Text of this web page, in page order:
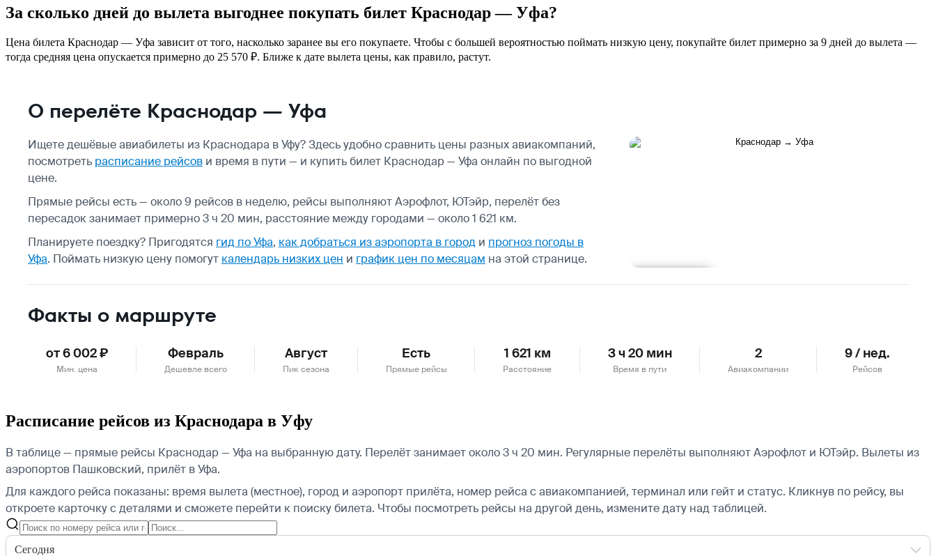
За сколько дней до вылета выгоднее покупать билет Краснодар — Уфа?
Цена билета Краснодар — Уфа зависит от того, насколько заранее вы его покупаете. Чтобы с большей вероятностью поймать низкую цену, покупайте билет примерно за 9 дней до вылета —
тогда средняя цена опускается примерно до 25 570 ₽. Ближе к дате вылета цены, как правило, растут.
О перелёте Краснодар — Уфа
Ищете дешёвые авиабилеты из Краснодара в Уфу? Здесь удобно сравнить цены разных авиакомпаний,
посмотреть расписание рейсов и время в пути — и купить билет Краснодар — Уфа онлайн по выгодной
цене.
Прямые рейсы есть — около 9 рейсов в неделю, рейсы выполняют Аэрофлот, ЮТэйр, перелёт без
пересадок занимает примерно 3 ч 20 мин, расстояние между городами — около 1 621 км.
Планируете поездку? Пригодятся гид по Уфа, как добраться из аэропорта в город и прогноз погоды в
Уфа. Поймать низкую цену помогут календарь низких цен и график цен по месяцам на этой странице.
Факты о маршруте
от 6 002 ₽
Мин. цена
Февраль
Дешевле всего
Август
Пик сезона
Есть
Прямые рейсы
1 621 км
Расстояние
3 ч 20 мин
Время в пути
2
Авиакомпании
9 / нед.
Рейсов
Расписание рейсов из Краснодара в Уфу
В таблице — прямые рейсы Краснодар — Уфа на выбранную дату. Перелёт занимает около 3 ч 20 мин. Регулярные перелёты выполняют Аэрофлот и ЮТэйр. Вылеты из
аэропортов Пашковский, прилёт в Уфа.
Для каждого рейса показаны: время вылета (местное), город и аэропорт прилёта, номер рейса с авиакомпанией, терминал или гейт и статус. Кликнув по рейсу, вы
откроете карточку с деталями и сможете перейти к поиску билета. Чтобы посмотреть рейсы на другой день, измените дату над таблицей.
Сегодня